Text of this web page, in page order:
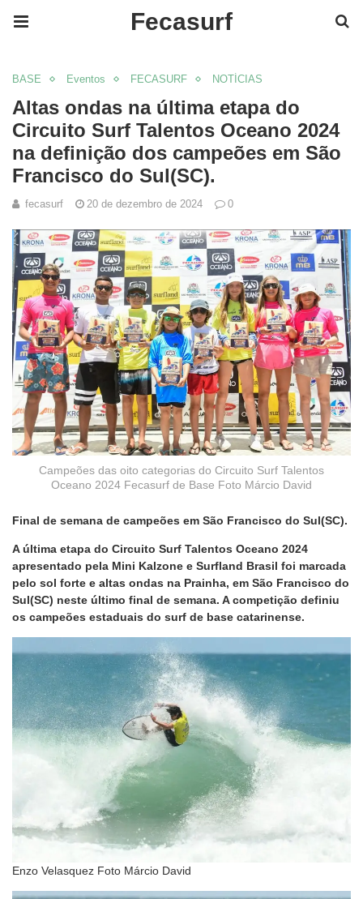
Fecasurf
BASE Eventos FECASURF NOTÍCIAS
Altas ondas na última etapa do
Circuito Surf Talentos Oceano 2024
na definição dos campeões em São
Francisco do Sul(SC).
fecasurf 20 de dezembro de 2024 0
Campeões das oito categorias do Circuito Surf Talentos
Oceano 2024 Fecasurf de Base Foto Márcio David
Final de semana de campeões em São Francisco do Sul(SC).
A última etapa do Circuito Surf Talentos Oceano 2024
apresentado pela Mini Kalzone e Surfland Brasil foi marcada
pelo sol forte e altas ondas na Prainha, em São Francisco do
Sul(SC) neste último final de semana. A competição definiu
os campeões estaduais do surf de base catarinense.
Enzo Velasquez Foto Márcio David